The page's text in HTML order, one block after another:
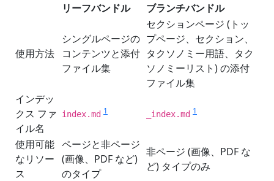
リーフバンドル
ブランチバンドル
使用方法
シングルページの
コンテンツと添付
ファイル集
セクションページ (トッ
プページ、セクション、
タクソノミー用語、タク
ソノミーリスト) の添付
ファイル集
インデッ
クス ファ
イル名
index.md 1 _index.md 1
使用可能
なリソー
ス
ページと非ページ
(画像、PDF など)
のタイプ
非ページ (画像、PDF な
ど) タイプのみ